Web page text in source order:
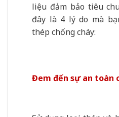
liệu đảm bảo tiêu
đây là 4 lý do mà
thép chống cháy:
Đem đến sự an toàn